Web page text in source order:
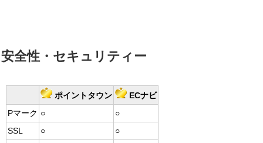
安全性・セキュリティー
ポイントタウン
ECナビ
Pマーク ○
○
SSL
○
○